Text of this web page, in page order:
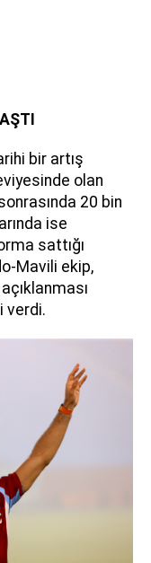
bir artış
olan
20 bin
ise
sattığı
Mavili ekip,
verdi.